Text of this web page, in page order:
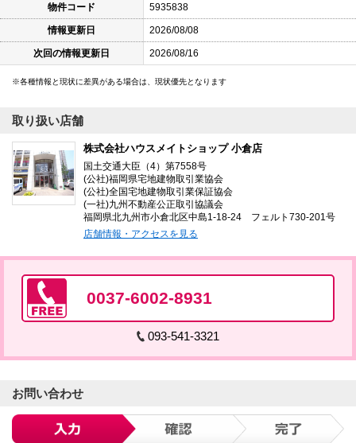
物件コード 5935838
情報更新日 2026/08/08
次回の情報更新日 2026/08/16
各種情報と現状に差異がある場合は、現状優先となります
取り扱い店舗
株式会社ハウスメイトショップ 小倉店
国土交通大臣（4）第7558号
(公社)福岡県宅地建物取引業協会
(公社)全国宅地建物取引業保証協会
(一社)九州不動産公正取引協議会
福岡県北九州市小倉北区中島1-18-24 フェルト730-201号
店舗情報・アクセスを見る
0037-6002-8931
093-541-3321
お問い合わせ